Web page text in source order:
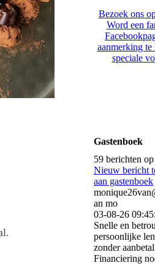
Bezoek ons
Word een
aanmerking
speciale
Gastenboek
59 berichten
Nieuw bericht
aan gastenboek
an mo
03-08-26
Snelle en
persoonlijke
zonder
Financiering